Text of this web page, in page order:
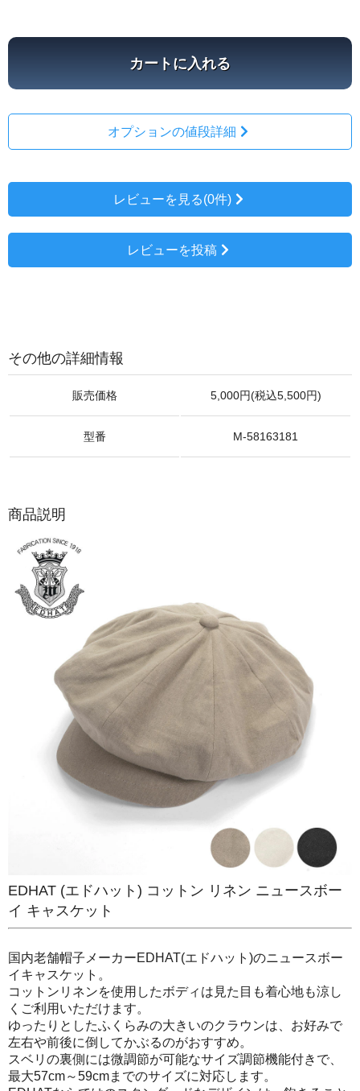
カートに入れる
オプションの値段詳細
レビューを見る(0件)
レビューを投稿
その他の詳細情報
販売価格 5,000円(税込5,500円)
型番 M-58163181
商品説明
EDHAT (エドハット) コットン リネン ニュースボー
イ キャスケット
国内老舗帽子メーカーEDHAT(エドハット)のニュースボー
イキャスケット。
コットンリネンを使用したボディは見た目も着心地も涼し
くご利用いただけます。
ゆったりとしたふくらみの大きいのクラウンは、お好みで
左右や前後に倒してかぶるのがおすすめ。
スベリの裏側には微調節が可能なサイズ調節機能付きで、
最大57cm～59cmまでのサイズに対応します。